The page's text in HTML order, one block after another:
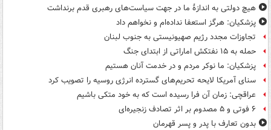
هیچ دولتی به اندازۀ ما در جهت سیاست‌های رهبری قدم برنداشت
پزشکیان: هرگز استعفا نداده‌ام و نخواهم داد
تجاوزات مجدد رژیم صهیونیستی به جنوب لبنان
حمله به ۱۵ نفتکش‌ اماراتی از ابتدای جنگ
پزشکیان: ما نوکر مردم و در خدمت آنان هستیم
سنای آمریکا لایحه تحریم‌های گسترده انرژی روسیه را تصویب کرد
عراقچی: زمان آن فرا رسیده است که به خود متکی باشیم
۶ فوتی و ۵ مصدوم بر اثر تصادف زنجیره‌ای
بدون تعارف با پدر و پسر قهرمان